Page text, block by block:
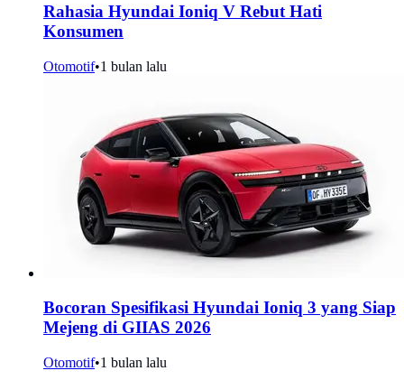
Rahasia Hyundai Ioniq V Rebut Hati
Konsumen
Otomotif•1 bulan lalu
Bocoran Spesifikasi Hyundai Ioniq 3 yang Siap
Mejeng di GIIAS 2026
Otomotif•1 bulan lalu